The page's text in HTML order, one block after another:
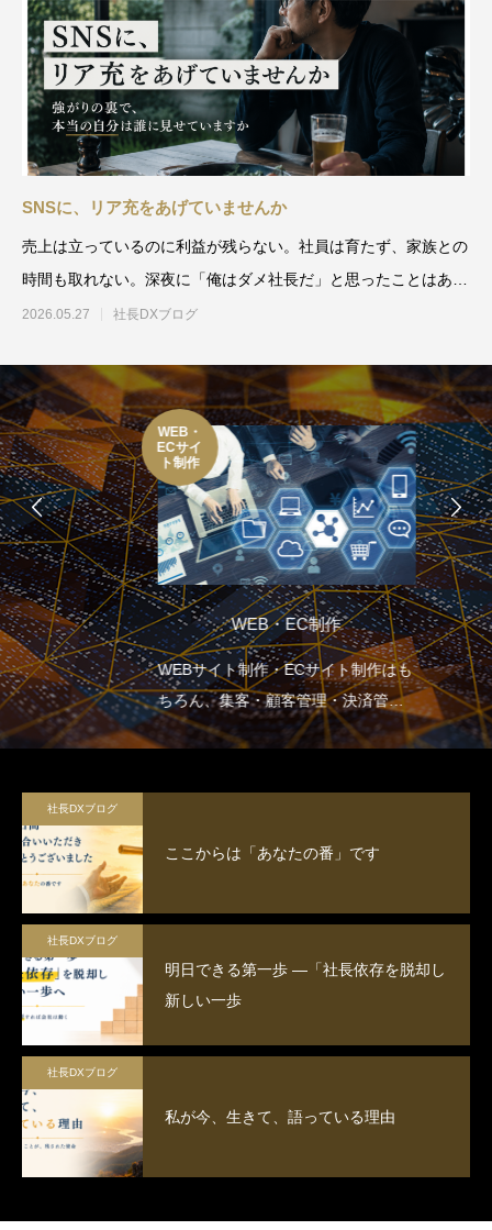
SNSに、リア充をあげていませんか
売上は立っているのに利益が残らない。社員は育たず、家族との
時間も取れない。深夜に「俺はダメ社長だ」と思ったことはあり
ませんか。5人以下の会社
2026.05.27 社長DXブログ
WEB・
ECサイ
ト制作
WEB・EC制作
WEBサイト制作・ECサイト制作はも
ちろん、集客・顧客管理・決済管
理・在庫管理など企業の生産性向上
社長DXブログ
ここからは「あなたの番」です
社長DXブログ
明日できる第一歩 ―「社長依存を脱却し
新しい一歩
社長DXブログ
私が今、生きて、語っている理由